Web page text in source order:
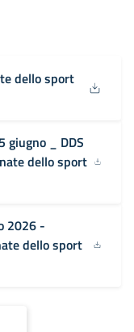
dello sport
giugno _ DDS
dello sport
2026 -
dello sport